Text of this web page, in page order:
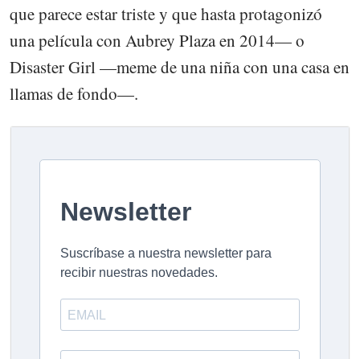
que parece estar triste y que hasta protagonizó
una película con Aubrey Plaza en 2014— o
Disaster Girl —meme de una niña con una casa en
llamas de fondo—.